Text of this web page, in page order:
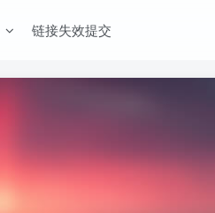
链接失效提交